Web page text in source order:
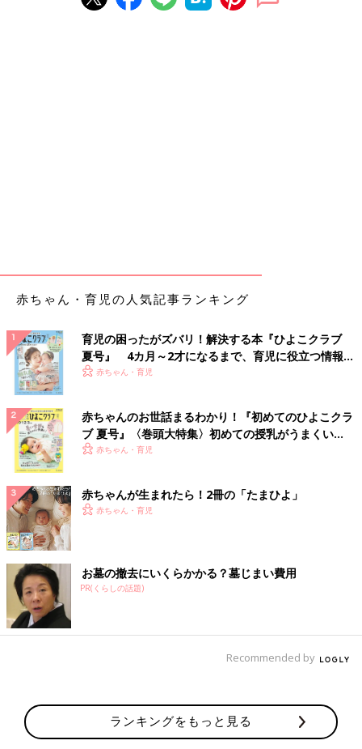
赤ちゃん・育児の人気記事ランキング
育児の困ったがズバリ！解決する本『ひよこクラブ
夏号』 4カ月～2才になるまで、育児に役立つ情報が
いっぱい！
赤ちゃん・育児
赤ちゃんのお世話まるわかり！『初めてのひよこクラ
ブ 夏号』〈巻頭大特集〉初めての授乳がうまくい
く！ おっぱい・ミルクの基本と夏のトラブル 解決テ
赤ちゃん・育児
赤ちゃんが生まれたら！2冊の「たまひよ」
赤ちゃん・育児
お墓の撤去にいくらかかる？墓じまい費用
PR(くらしの話題)
Recommended by
ランキングをもっと見る